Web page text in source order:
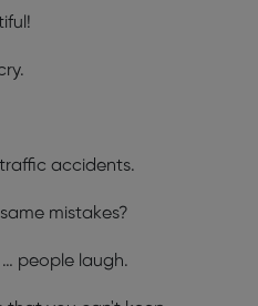
traffic accidents.
mistakes?
… people laugh.